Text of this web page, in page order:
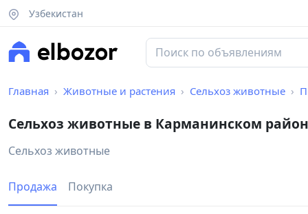
Узбекистан
Главная Животные и растения Сельхоз животные
Сельхоз животные в Карманинском
Сельхоз животные
Продажа Покупка